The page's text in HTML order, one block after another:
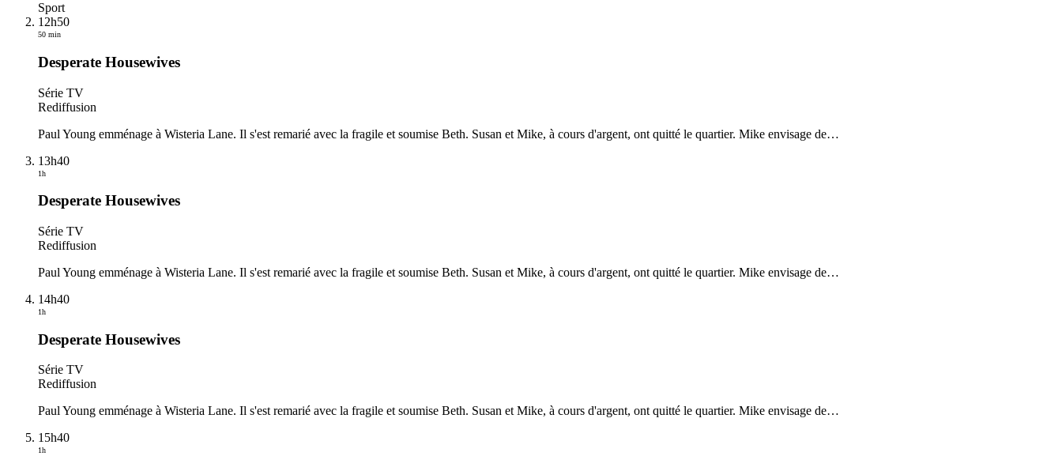
Sport
12h50
50 min
Desperate Housewives
Série TV
Rediffusion
Paul Young emménage à Wisteria Lane. Il s'est remarié avec la fragile et soumise Beth. Susan et Mike, à cours d'argent, ont quitté le quartier. Mike envisage de…
13h40
1h
Desperate Housewives
Série TV
Rediffusion
Paul Young emménage à Wisteria Lane. Il s'est remarié avec la fragile et soumise Beth. Susan et Mike, à cours d'argent, ont quitté le quartier. Mike envisage de…
14h40
1h
Desperate Housewives
Série TV
Rediffusion
Paul Young emménage à Wisteria Lane. Il s'est remarié avec la fragile et soumise Beth. Susan et Mike, à cours d'argent, ont quitté le quartier. Mike envisage de…
15h40
1h